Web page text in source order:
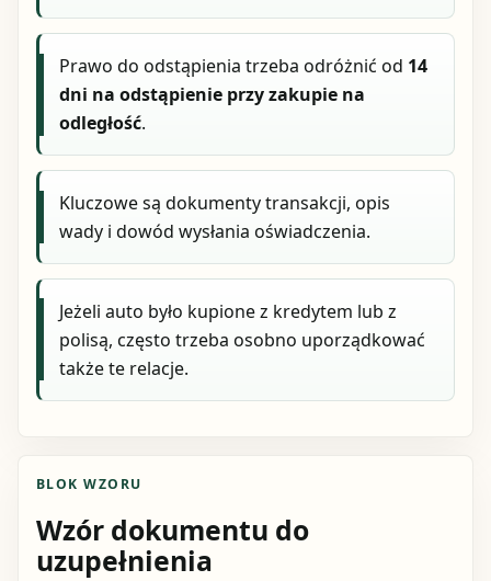
Prawo do odstąpienia trzeba odróżnić od 14
dni na odstąpienie przy zakupie na
odległość.
Kluczowe są dokumenty transakcji, opis
wady i dowód wysłania oświadczenia.
Jeżeli auto było kupione z kredytem lub z
polisą, często trzeba osobno uporządkować
także te relacje.
BLOK WZORU
Wzór dokumentu do
uzupełnienia